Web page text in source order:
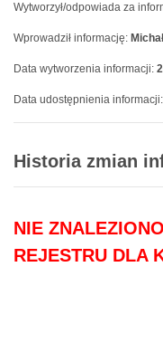
Wytworzył/odpowiada za
Wprowadził informację:
Data wytworzenia informacji:
Data udostępnienia informacji:
Historia zmian
NIE
REJESTRU DLA